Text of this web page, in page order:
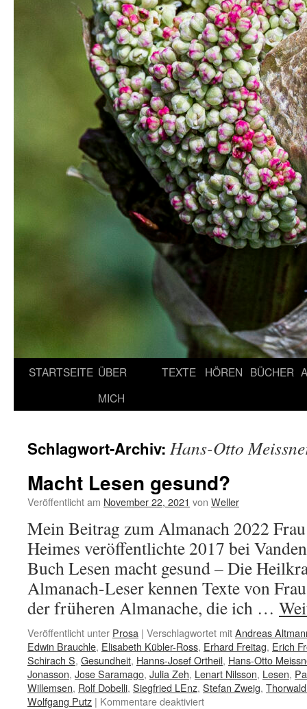
STARTSEITE ÜBER
MICH
TEXTE HÖREN BÜCHER
Schlagwort-Archiv: Hans-Otto
Macht Lesen gesund?
Veröffentlicht am November 22, 2021 von Weller
Mein Beitrag zum Almanach 2022
Heimes veröffentlichte 2017 bei
Buch Lesen macht gesund – Die
Almanach-Leser kennen Texte von
der früheren Almanache, die ich …
Veröffentlicht unter Prosa | Verschlagwortet mitAndreas
Edwin Brauchle, Elisabeth Kübler-Ross, Erhard Freitag, Erich
Schirach S, Gesundheit, Hanns-Josef Ortheil, Hans-Otto
Jonasson, Jose Saramago, Julia Zeh, Lenart Nilsson, Lesen,
Willemsen, Rolf Dobelli, Siegfried LEnz, Stefan Zweig,
Wolfgang Putz | Kommentare deaktiviertfür